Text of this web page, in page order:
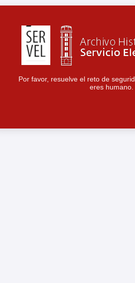
Por favor, resuelve el reto de
eres humano.